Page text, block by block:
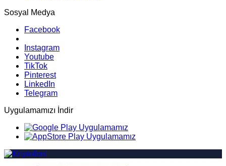
Sosyal Medya
Facebook
Instagram
Youtube
TikTok
Pinterest
LinkedIn
Telegram
Uygulamamızı İndir